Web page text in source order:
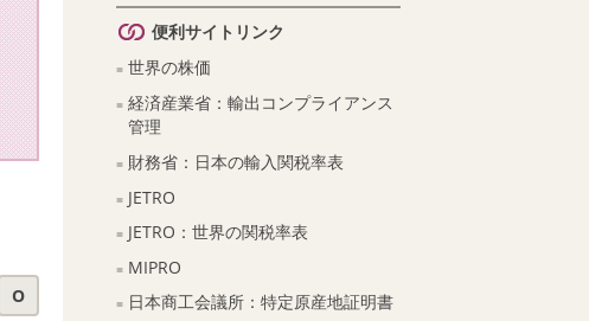
O
便利サイトリンク
世界の株価
経済産業省：輸出コンプライアンス
管理
財務省：日本の輸入関税率表
JETRO
JETRO：世界の関税率表
MIPRO
日本商工会議所：特定原産地証明書